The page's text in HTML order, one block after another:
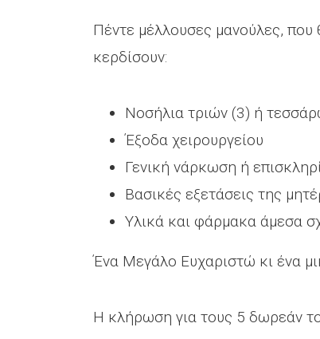
Πέντε μέλλουσες μανούλες, που
κερδίσουν:
Νοσήλια τριών (3) ή
Έξοδα χειρουργείου
Γενική νάρκωση ή
Βασικές εξετάσεις της
Υλικά και φάρμακα άμεσα
Ένα Μεγάλο Ευχαριστώ κι ένα
Η κλήρωση για τους 5 δωρεάν